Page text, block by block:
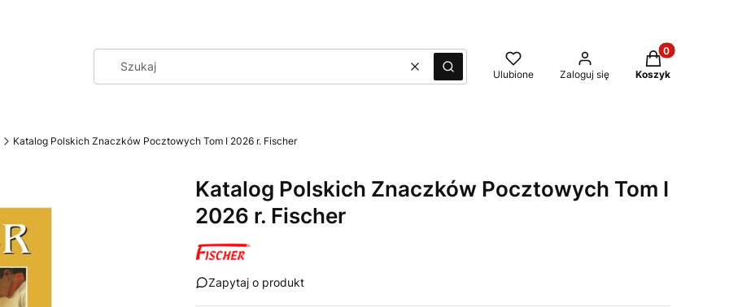
WyczyśćSzukaj Ulubione Zaloguj się
Produkty w
Koszyk
Katalog Polskich Znaczków Pocztowych Tom I 2026 r. Fischer
Katalog Polskich Znaczków Pocztowych Tom I
2026 r. Fischer
Zapytaj o produkt